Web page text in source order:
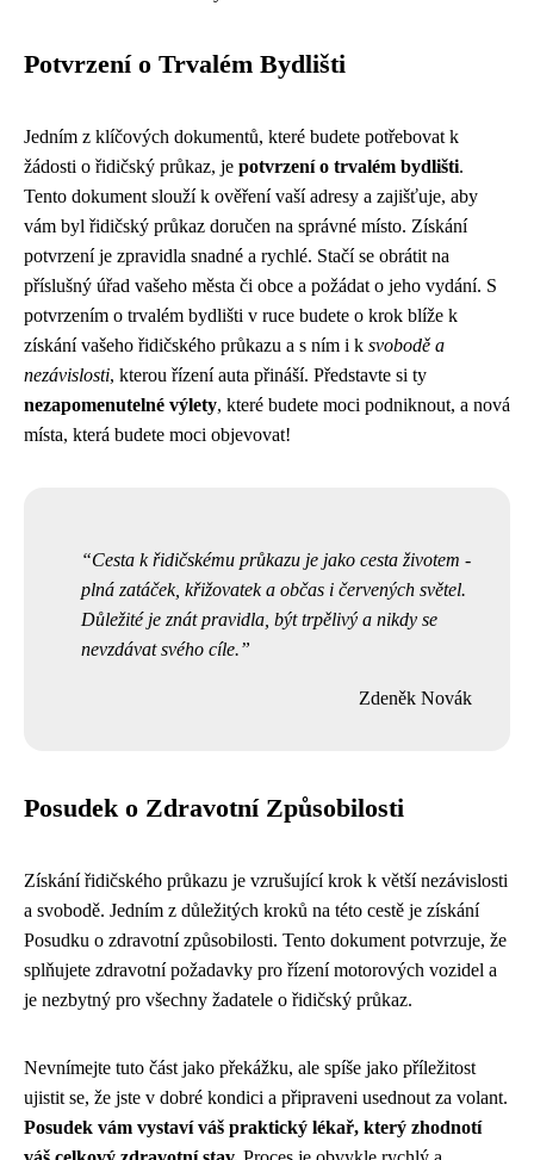
Potvrzení o Trvalém Bydlišti
Jedním z klíčových dokumentů, které budete potřebovat k
žádosti o řidičský průkaz, je potvrzení o trvalém bydlišti.
Tento dokument slouží k ověření vaší adresy a zajišťuje, aby
vám byl řidičský průkaz doručen na správné místo. Získání
potvrzení je zpravidla snadné a rychlé. Stačí se obrátit na
příslušný úřad vašeho města či obce a požádat o jeho vydání. S
potvrzením o trvalém bydlišti v ruce budete o krok blíže k
získání vašeho řidičského průkazu a s ním i k svobodě a
nezávislosti, kterou řízení auta přináší. Představte si ty
nezapomenutelné výlety, které budete moci podniknout, a nová
místa, která budete moci objevovat!
Cesta k řidičskému průkazu je jako cesta životem -
plná zatáček, křižovatek a občas i červených světel.
Důležité je znát pravidla, být trpělivý a nikdy se
nevzdávat svého cíle.
Zdeněk Novák
Posudek o Zdravotní Způsobilosti
Získání řidičského průkazu je vzrušující krok k větší nezávislosti
a svobodě. Jedním z důležitých kroků na této cestě je získání
Posudku o zdravotní způsobilosti. Tento dokument potvrzuje, že
splňujete zdravotní požadavky pro řízení motorových vozidel a
je nezbytný pro všechny žadatele o řidičský průkaz.
Nevnímejte tuto část jako překážku, ale spíše jako příležitost
ujistit se, že jste v dobré kondici a připraveni usednout za volant.
Posudek vám vystaví váš praktický lékař, který zhodnotí